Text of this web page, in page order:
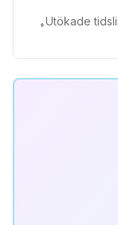
•Utökade